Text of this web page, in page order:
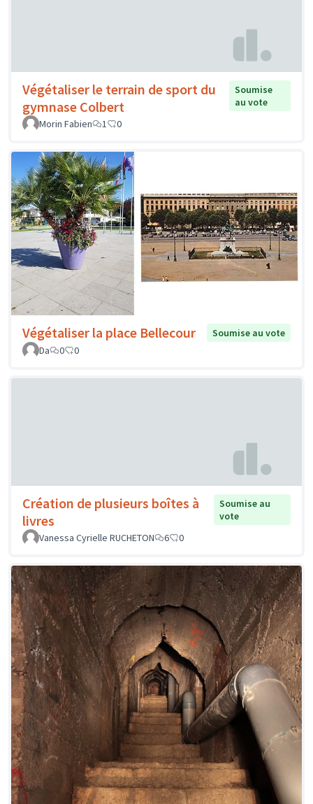
Végétaliser le terrain de sport du
gymnase Colbert
Soumise
au vote
Morin Fabien
1 0
Végétaliser la place Bellecour
Soumise au vote
Da
0 0
Création de plusieurs boîtes à
livres
Soumise au
vote
Vanessa Cyrielle RUCHETON
6 0